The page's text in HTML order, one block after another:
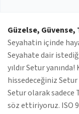
Güzelse,
Seyahatin içinde
Seyahate dair
yıldır Setur
hissedeceğiniz
Setur olarak sadece
söz ettiriyoruz. ISO